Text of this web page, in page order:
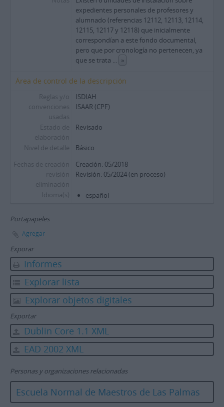
expedientes personales de profesores y
alumnado (referencias 12112, 12113, 12114,
12115, 12117 y 12118) que inicialmente
correspondían a este fondo documental,
pero que por cronología no pertenecen, ya
que se trata ... »
Área de control de la descripción
Reglas y/o
convenciones
usadas
ISDIAH
ISAAR (CPF)
Estado de
elaboración
Revisado
Nivel de detalle
Básico
Fechas de creación
revisión
eliminación
Creación: 05/2018
Revisión: 05/2024 (en proceso)
Idioma(s) español
Portapapeles
Agregar
Exporar
Informes
Explorar lista
Explorar objetos digitales
Exportar
Dublin Core 1.1 XML
EAD 2002 XML
Personas y organizaciones relacionadas
Escuela Normal de Maestros de Las Palmas